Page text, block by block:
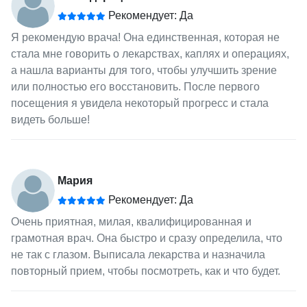
Рекомендует: Да
Я рекомендую врача! Она единственная, которая не
стала мне говорить о лекарствах, каплях и операциях,
а нашла варианты для того, чтобы улучшить зрение
или полностью его восстановить. После первого
посещения я увидела некоторый прогресс и стала
видеть больше!
Мария
Рекомендует: Да
Очень приятная, милая, квалифицированная и
грамотная врач. Она быстро и сразу определила, что
не так с глазом. Выписала лекарства и назначила
повторный прием, чтобы посмотреть, как и что будет.